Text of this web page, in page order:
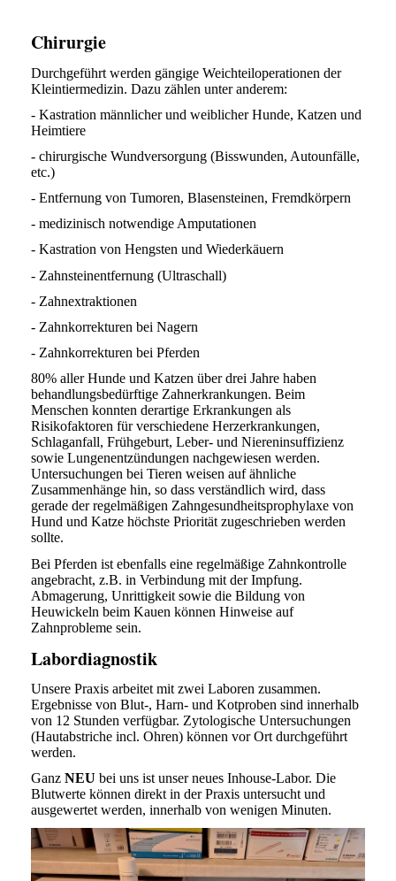
Chirurgie
Durchgeführt werden gängige Weichteiloperationen der
Kleintiermedizin. Dazu zählen unter anderem:
- Kastration männlicher und weiblicher Hunde, Katzen und
Heimtiere
- chirurgische Wundversorgung (Bisswunden, Autounfälle,
etc.)
- Entfernung von Tumoren, Blasensteinen, Fremdkörpern
- medizinisch notwendige Amputationen
- Kastration von Hengsten und Wiederkäuern
- Zahnsteinentfernung (Ultraschall)
- Zahnextraktionen
- Zahnkorrekturen bei Nagern
- Zahnkorrekturen bei Pferden
80% aller Hunde und Katzen über drei Jahre haben
behandlungsbedürftige Zahnerkrankungen. Beim
Menschen konnten derartige Erkrankungen als
Risikofaktoren für verschiedene Herzerkrankungen,
Schlaganfall, Frühgeburt, Leber- und Niereninsuffizienz
sowie Lungenentzündungen nachgewiesen werden.
Untersuchungen bei Tieren weisen auf ähnliche
Zusammenhänge hin, so dass verständlich wird, dass
gerade der regelmäßigen Zahngesundheitsprophylaxe von
Hund und Katze höchste Priorität zugeschrieben werden
sollte.
Bei Pferden ist ebenfalls eine regelmäßige Zahnkontrolle
angebracht, z.B. in Verbindung mit der Impfung.
Abmagerung, Unrittigkeit sowie die Bildung von
Heuwickeln beim Kauen können Hinweise auf
Zahnprobleme sein.
Labordiagnostik
Unsere Praxis arbeitet mit zwei Laboren zusammen.
Ergebnisse von Blut-, Harn- und Kotproben sind innerhalb
von 12 Stunden verfügbar. Zytologische Untersuchungen
(Hautabstriche incl. Ohren) können vor Ort durchgeführt
werden.
Ganz NEU bei uns ist unser neues Inhouse-Labor. Die
Blutwerte können direkt in der Praxis untersucht und
ausgewertet werden, innerhalb von wenigen Minuten.